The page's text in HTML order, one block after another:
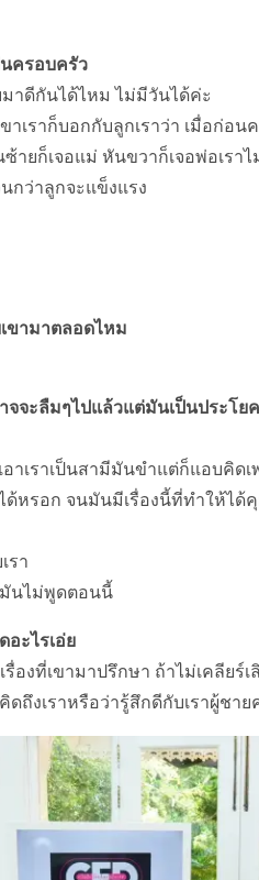
นครอบครัว
าดีกันได้ไหม ไม่มีวันได้ค่ะ
เราก็บอกกับลูกเราว่า เมื่อก่อ
ยก็เจอแม่ หันขวาก็เจอพ่อเราไ
กว่าลูกจะแข็งแรง
ขามาตลอดไหม
จะลืมๆไปแล้วแต่มันเป็นประโ
อาเราเป็นสามีมันขำแต่ก็แอบคิดเ
ด้หรอก จนมันมีเรื่องนี้ที่ทำให้ได้
รา
นไม่พูดตอนนี้
ะไรเอ่ย
รื่องที่เขามาปรึกษา ถ้าไม่เคลีย
ถึงเราหรือว่ารู้สึกดีกับเราผู้ชา